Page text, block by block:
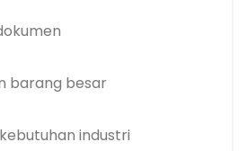
barang besar
industri